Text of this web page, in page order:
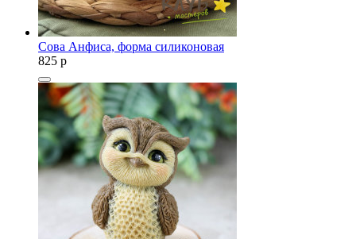
Сова Анфиса, форма силиконовая
825 p